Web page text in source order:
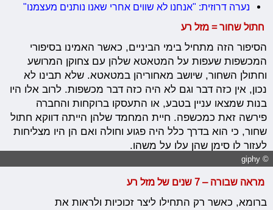
נערה דרוזית: "אנחנו לא שווים אחרי שאנו נותנים מעצמנו"
חתול שחור = מזל רע
הסיפור הזה מתחיל בימי הביניים, כאשר האמינו בסיפורי
המכשפות שעפות על המטאטא שלהן עם צחוקן המרושע
וחתולן השחור, שיושב מאחוריהן במטאטא. שלא תבינו לא
נכון, אין כזה דבר וגם לא היה כזה דבר מכשפות. לרוב אלו היו
בנות שמצאו עניין בטבע, או התעסקו ברוקחות והחברה
פירשה זאת כמכשפה. חיית המחמד שלהן הייתה דווקא חתול
שחור, כי הוא בדרך כלל היה פגוע וחולה ואם הן היו מצליחות
לעזור לו סימן שהן עלו על משהו.
© giphy
מראה שבורה – 7 שנים של מזל רע
ברומא, כאשר רק התחילו ליצר זכוכיות ולראות את